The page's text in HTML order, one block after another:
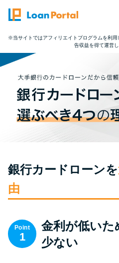
トップページ
おすすめコンテン
総合人気
とにかく
バレずに
審査が不
便利なコンテンツ
※当サイトではアフィリエイトプログラムを利
告収益を得て運営し
銀行カードローンを
由
Point
1
金利が低いた
少ない